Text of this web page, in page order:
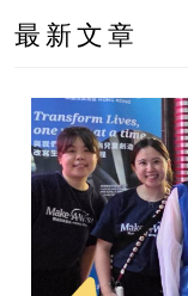
最新文章